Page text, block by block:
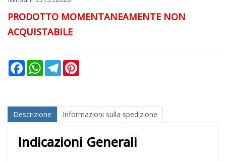
PRODOTTO MOMENTANEAMENTE NON
ACQUISTABILE
FacebookWhatsAppTelegram
Descrizione Informazioni sulla spedizione
Indicazioni Generali